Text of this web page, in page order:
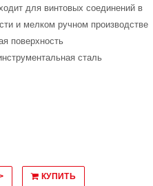
для винтовых соединений в
и мелком ручном производстве
поверхность
сталь
КУПИТЬ